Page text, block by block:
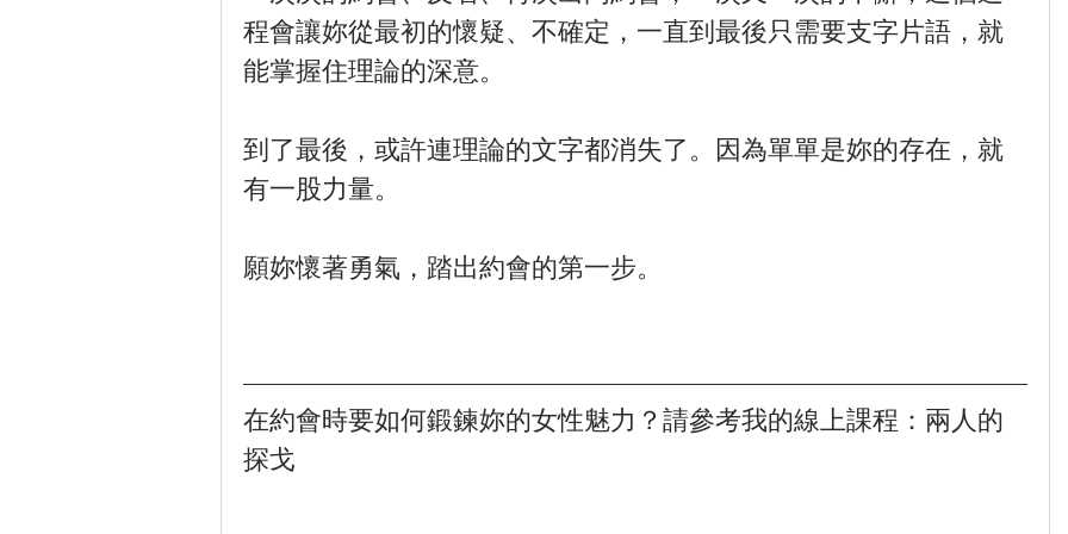
程會讓妳從最初的懷疑、不確定，一直到最後只需要支字片語，就
能掌握住理論的深意。
到了最後，或許連理論的文字都消失了。因為單單是妳的存在，就
有一股力量。
願妳懷著勇氣，踏出約會的第一步。
在約會時要如何鍛鍊妳的女性魅力？請參考我的線上課程：兩人的
探戈